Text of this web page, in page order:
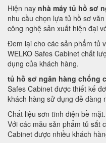
Hiện nay nhà máy tủ hồ sơ
nhu cầu chọn lựa tủ hồ sơ
công nghệ sản xuất hiện đại
Đem lại cho các sản phẩm tủ
WELKO Safes Cabinet chất
dụng của khách hàng.
tủ hồ sơ ngân hàng chống
Safes Cabinet được thiết kế
khách hàng sử dụng dễ dàng
Chất liệu sơn tĩnh điện bề
Với các mẫu sản phẩm tủ sắt
Cabinet được nhiều khách